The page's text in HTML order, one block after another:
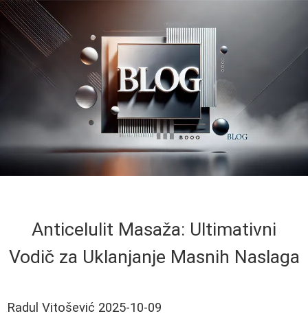
Anticelulit Masaža: Ultimativni
Vodič za Uklanjanje Masnih Naslaga
Radul Vitošević 2025-10-09